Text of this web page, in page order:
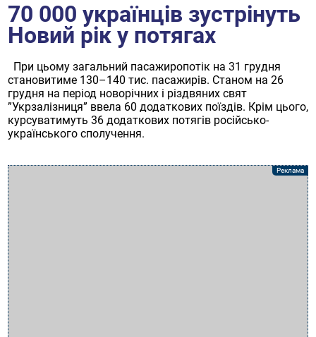
70 000 українців зустрінуть
Новий рік у потягах
При цьому загальний пасажиропотік на 31 грудня
становитиме 130–140 тис. пасажирів. Станом на 26
грудня на період новорічних і різдвяних свят
”Укрзалізниця” ввела 60 додаткових поїздів. Крім цього,
курсуватимуть 36 додаткових потягів російсько-
українського сполучення.